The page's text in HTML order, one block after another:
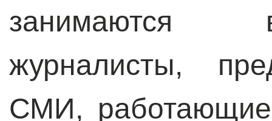
занимаются
журналисты,
СМИ,